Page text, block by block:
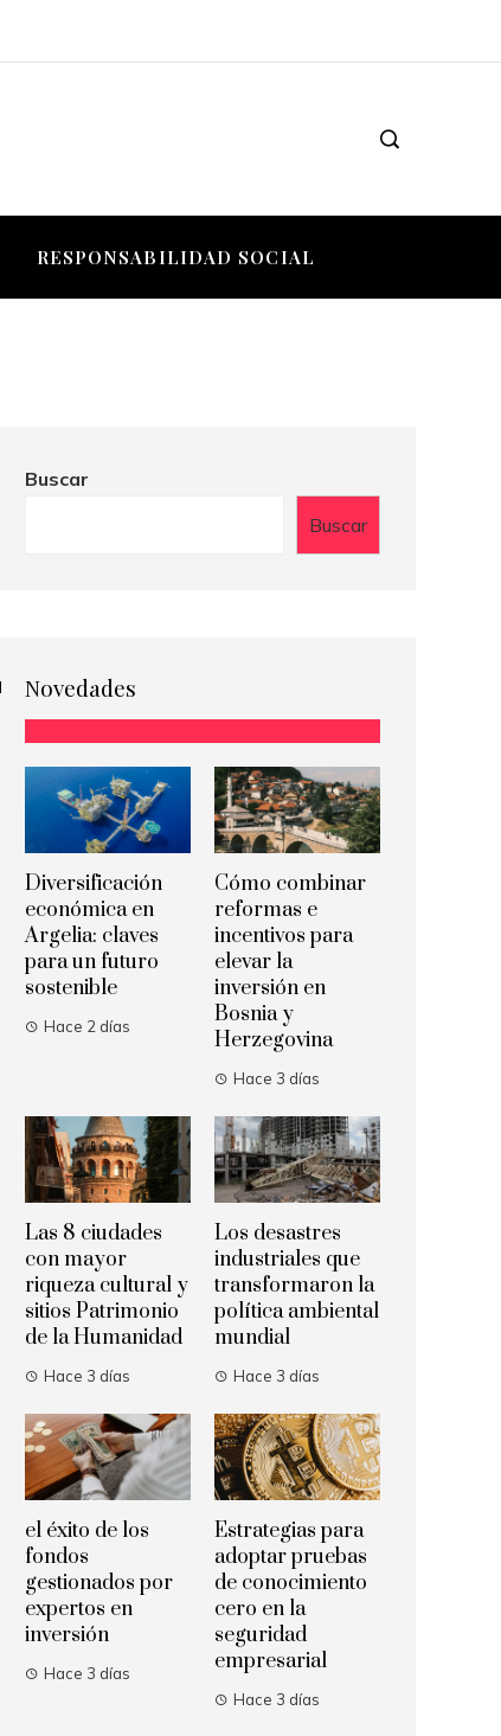
RESPONSABILIDAD SOCIAL
Buscar
Buscar
Novedades
Diversificación
económica en
Argelia: claves
para un futuro
sostenible
Hace 2 días
Cómo combinar
reformas e
incentivos para
elevar la
inversión en
Bosnia y
Herzegovina
Hace 3 días
Las 8 ciudades
con mayor
riqueza cultural y
sitios Patrimonio
de la Humanidad
Hace 3 días
Los desastres
industriales que
transformaron la
política ambiental
mundial
Hace 3 días
el éxito de los
fondos
gestionados por
expertos en
inversión
Hace 3 días
Estrategias para
adoptar pruebas
de conocimiento
cero en la
seguridad
empresarial
Hace 3 días